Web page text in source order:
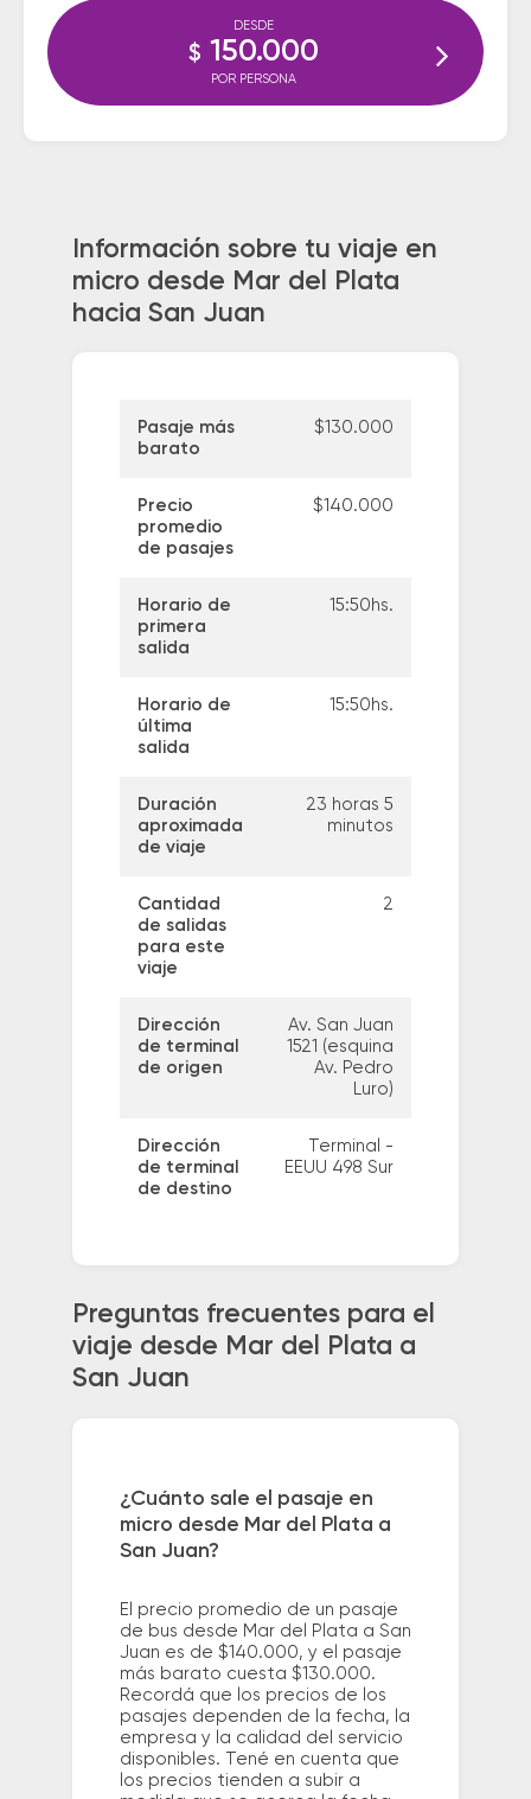
DESDE
$ 150.000
POR PERSONA
Información sobre tu viaje en
micro desde Mar del Plata
hacia San Juan
Pasaje más
barato
$130.000
Precio
promedio
de pasajes
$140.000
Horario de
primera
salida
15:50hs.
Horario de
última
salida
15:50hs.
Duración
aproximada
de viaje
23 horas 5
minutos
Cantidad
de salidas
para este
viaje
2
Dirección
de terminal
de origen
Av. San Juan
1521 (esquina
Av. Pedro
Luro)
Dirección
de terminal
de destino
Terminal -
EEUU 498 Sur
Preguntas frecuentes para el
viaje desde Mar del Plata a
San Juan
¿Cuánto sale el pasaje en
micro desde Mar del Plata a
San Juan?
El precio promedio de un pasaje
de bus desde Mar del Plata a San
Juan es de $140.000, y el pasaje
más barato cuesta $130.000.
Recordá que los precios de los
pasajes dependen de la fecha, la
empresa y la calidad del servicio
disponibles. Tené en cuenta que
los precios tienden a subir a